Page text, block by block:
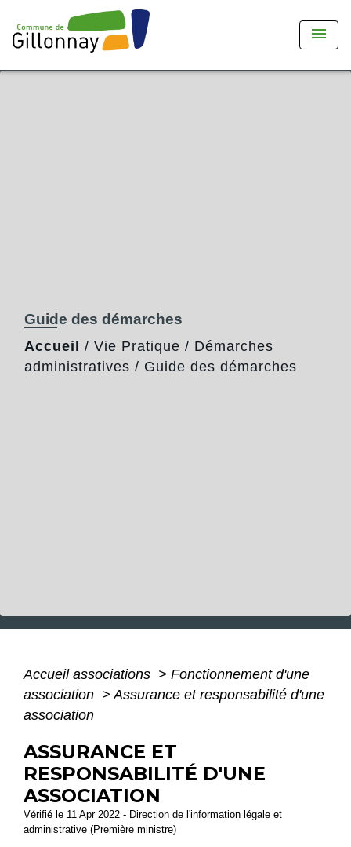
menu
Guide des démarches
Accueil / Vie Pratique / Démarches
administratives / Guide des démarches
Accueil associations > Fonctionnement d'une
association > Assurance et responsabilité d'une
association
ASSURANCE ET
RESPONSABILITÉ D'UNE
ASSOCIATION
Vérifié le 11 Apr 2022 - Direction de l'information légale et
administrative (Première ministre)